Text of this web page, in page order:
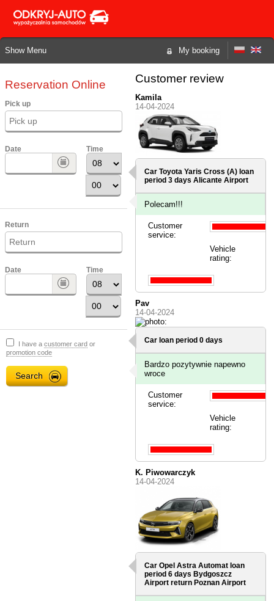
My booking
Show Menu
Reservation Online
Pick up
Date Time
Return
Date Time
I have a customer card or
promotion code
Customer review
Kamila
14-04-2024
Car Toyota Yaris Cross (A) loan
period 3 daysAlicante Airport
Polecam!!!
Customer
service:
Vehicle
rating:
Pav
14-04-2024
Car loan period 0 days
Bardzo pozytywnie napewno
wroce
Customer
service:
Vehicle
rating:
K. Piwowarczyk
14-04-2024
Car Opel Astra Automat loan
period 6 daysBydgoszcz
Airport return Poznan Airport